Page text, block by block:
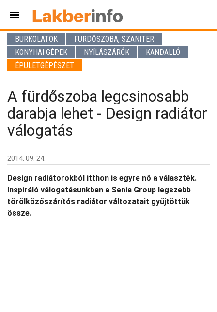
BURKOLATOK
FÜRDŐSZOBA, SZANITER
KONYHAI GÉPEK
NYÍLÁSZÁRÓK
KANDALLÓ
ÉPÜLETGÉPÉSZET
A fürdőszoba legcsinosabb
darabja lehet - Design radiátor
válogatás
2014. 09. 24.
Design radiátorokból itthon is egyre nő a választék.
Inspiráló válogatásunkban a Senia Group legszebb
törölközőszárítós radiátor változatait gyűjtöttük
össze.